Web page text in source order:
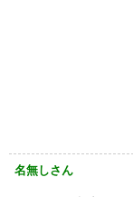
名無しさん